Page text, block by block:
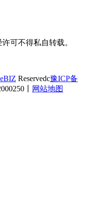
可不得私自转载。
Reservedc豫ICP备
网站地图